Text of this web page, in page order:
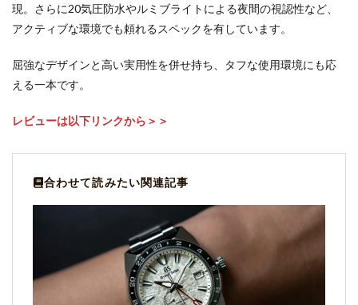
現。さらに20気圧防水やルミブライトによる夜間の視認性など、
アクティブな環境でも頼れるスペックを有しています。
屈強なデザインと高い実用性を併せ持ち、タフな使用環境にも応
える一本です。
レビューは以下リンクから＞＞